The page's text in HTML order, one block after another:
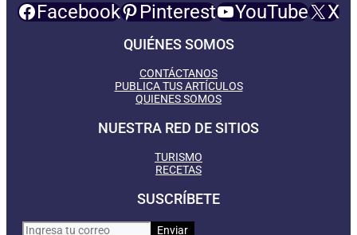
Facebook Pinterest YouTube X
QUIÉNES SOMOS
CONTÁCTANOS
PUBLICA TUS ARTÍCULOS
QUIENES SOMOS
NUESTRA RED DE SITIOS
TURISMO
RECETAS
SUSCRÍBETE